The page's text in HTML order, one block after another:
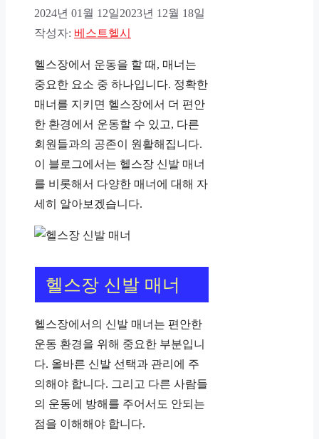
2024년 01월 12일2023년 12월 18일
작성자: 베스트헬시
헬스장에서 운동을 할 때, 매너는
중요한 요소 중 하나입니다. 정확한
매너를 지키면 헬스장에서 더 편안
한 환경에서 운동할 수 있고, 다른
회원들과의 공존이 원활해집니다.
이 블로그에서는 헬스장 신발 매너
를 비롯해서 다양한 매너에 대해 자
세히 알아보겠습니다.
헬스장 신발 매너
헬스장에서의 신발 매너는 편안한
운동 환경을 위해 중요한 부분입니
다. 올바른 신발 선택과 관리에 주
의해야 합니다. 그리고 다른 사람들
의 운동에 방해를 주어서도 안되는
점을 이해해야 합니다.